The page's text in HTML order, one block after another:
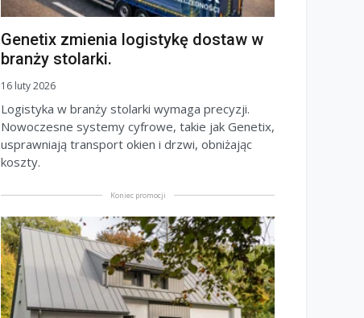
Genetix zmienia logistykę dostaw w
branży stolarki.
16 luty 2026
Logistyka w branży stolarki wymaga precyzji.
Nowoczesne systemy cyfrowe, takie jak Genetix,
usprawniają transport okien i drzwi, obniżając
koszty.
Koniec promocji